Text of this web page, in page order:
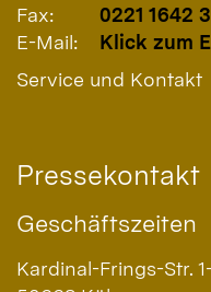
Fax:
0221 1642
E-Mail:
Klick zum
Service und Kontakt
Pressekontakt
Geschäftszeiten
Kardinal-Frings-Str.